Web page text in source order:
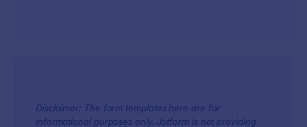
Disclaimer: The form templates here are for
informational purposes only. Jotform is not providing